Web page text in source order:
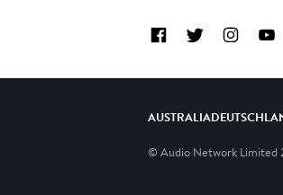
FacebookTwitterInstagram
AUSTRALIA
© Audio Network Limited